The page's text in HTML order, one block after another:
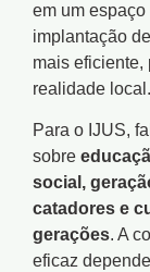
em um
implantação
mais eficiente,
realidade local.
Para o IJUS,
sobre
social,
catadores e
gerações. A
eficaz